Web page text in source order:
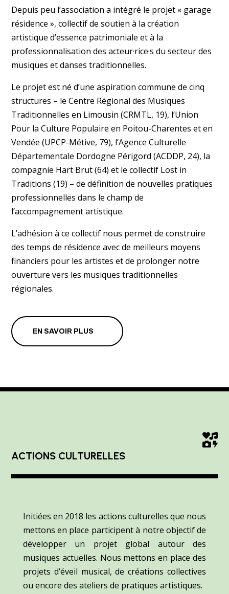
Depuis peu l’association a intégré le projet « garage
résidence », collectif de soutien à la création
artistique d’essence patrimoniale et à la
professionnalisation des acteur·rice·s du secteur des
musiques et danses traditionnelles.
Le projet est né d’une aspiration commune de cinq
structures – le Centre Régional des Musiques
Traditionnelles en Limousin (CRMTL, 19), l’Union
Pour la Culture Populaire en Poitou-Charentes et en
Vendée (UPCP-Métive, 79), l’Agence Culturelle
Départementale Dordogne Périgord (ACDDP, 24), la
compagnie Hart Brut (64) et le collectif Lost in
Traditions (19) – de définition de nouvelles pratiques
professionnelles dans le champ de
l’accompagnement artistique.
L’adhésion à ce collectif nous permet de construire
des temps de résidence avec de meilleurs moyens
financiers pour les artistes et de prolonger notre
ouverture vers les musiques traditionnelles
régionales.
EN SAVOIR PLUS

ACTIONS CULTURELLES
Initiées en 2018 les actions culturelles que nous
mettons en place participent à notre objectif de
développer un projet global autour des
musiques actuelles. Nous mettons en place des
projets d’éveil musical, de créations collectives
ou encore des ateliers de pratiques artistiques.